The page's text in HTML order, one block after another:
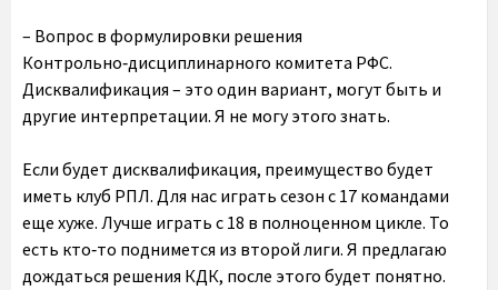
– Вопрос в формулировки решения
Контрольно‑дисциплинарного комитета РФС.
Дисквалификация – это один вариант, могут быть и
другие интерпретации. Я не могу этого знать.
Если будет дисквалификация, преимущество будет
иметь клуб РПЛ. Для нас играть сезон с 17 командами
еще хуже. Лучше играть с 18 в полноценном цикле. То
есть кто‑то поднимется из второй лиги. Я предлагаю
дождаться решения КДК, после этого будет понятно.